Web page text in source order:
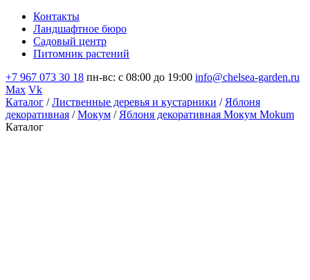
Контакты
Ландшафтное бюро
Садовый центр
Питомник растений
+7 967 073 30 18 пн-вс: с 08:00 до 19:00 info@chelsea-garden.ru
Max Vk
Каталог /Лиственные деревья и кустарники / Яблоня
декоративная /Мокум / Яблоня декоративная Мокум Mokum
Каталог